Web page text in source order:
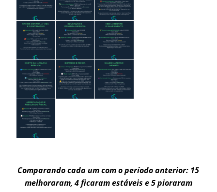
Comparando cada um como período anterior: 15
melhoraram, 4 ficaram estáveis e 5 pioraram